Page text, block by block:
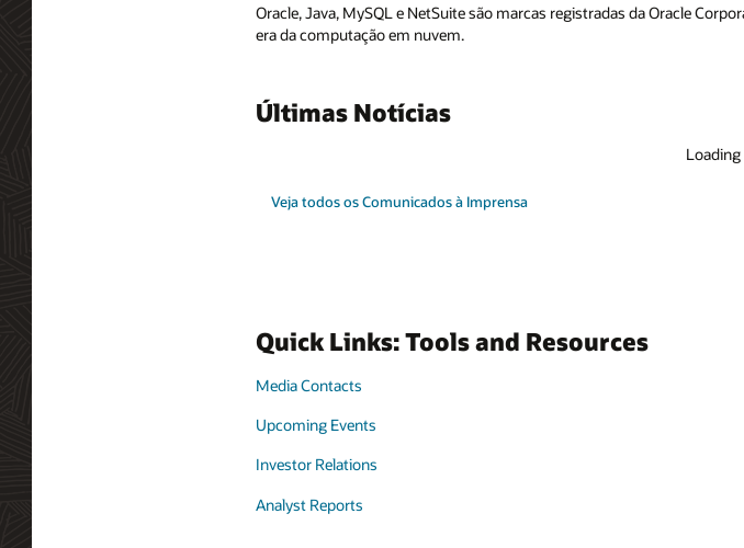
Oracle, Java, MySQL e NetSuite são marcas registradas da Oracle
era da computação em nuvem.
Últimas Notícias
Loading
Veja todos os Comunicados à Imprensa
Quick Links: Tools and Resources
Media Contacts
Upcoming Events
Investor Relations
Analyst Reports